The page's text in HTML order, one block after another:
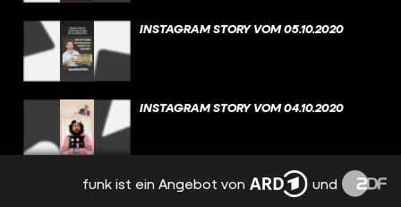
INSTAGRAM STORY VOM 05.10.2020
INSTAGRAM STORY VOM 04.10.2020
INSTAGRAM STORY VOM 03.10.2020
funk ist ein Angebot von und